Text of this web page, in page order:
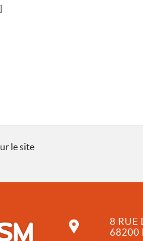
le site
8 RUE
68200